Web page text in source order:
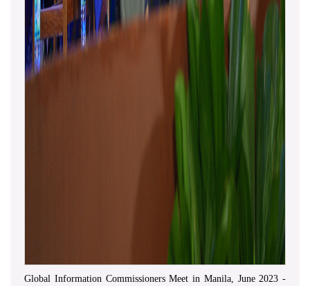
Global Information Commissioners Meet in Manila, June 2023 -